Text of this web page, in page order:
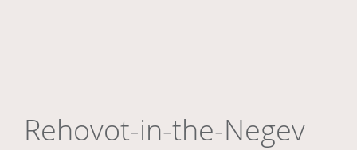
Rehovot-in-the-Negev